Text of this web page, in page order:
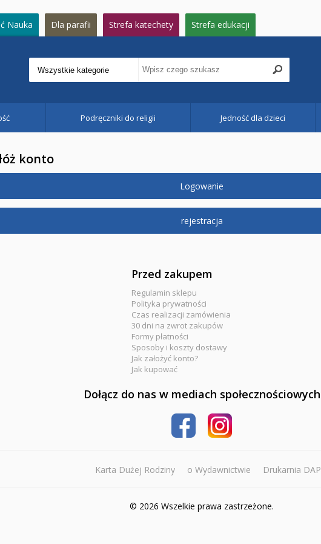
Nauka Dla parafii Strefa katechety Strefa edukacji
Podręczniki do religii Jedność dla dzieci
konto
Logowanie
rejestracja
Przed zakupem
Regulamin sklepu
Polityka prywatności
Czas realizacji zamówienia
30 dni na zwrot zakupów
Formy płatności
Sposoby i koszty dostawy
Jak założyć konto?
Jak kupować
Dołącz do nas w mediach społecznościowych
Karta Dużej Rodziny o Wydawnictwie Drukarnia DAP
© 2026 Wszelkie prawa zastrzeżone.